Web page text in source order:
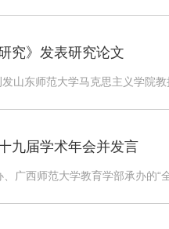
究》发表研究论文
山东师范大学马克思主义学院
九届学术年会并发言
广西师范大学教育学部承办的“